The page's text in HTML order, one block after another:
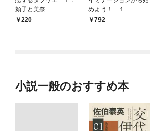
頼子と美奈
220
めよう！ １
792
小説一般のおすすめ本